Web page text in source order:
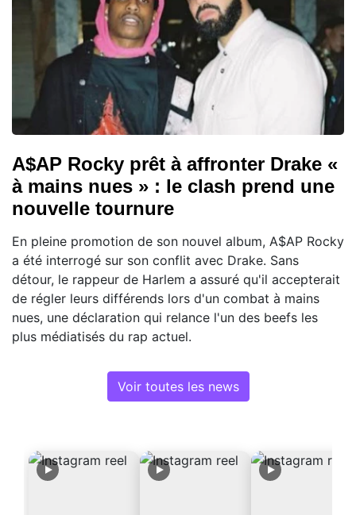
A$AP Rocky prêt à affronter Drake «
à mains nues » : le clash prend une
nouvelle tournure
En pleine promotion de son nouvel album, A$AP Rocky
a été interrogé sur son conflit avec Drake. Sans
détour, le rappeur de Harlem a assuré qu'il accepterait
de régler leurs différends lors d'un combat à mains
nues, une déclaration qui relance l'un des beefs les
plus médiatisés du rap actuel.
Voir toutes les news